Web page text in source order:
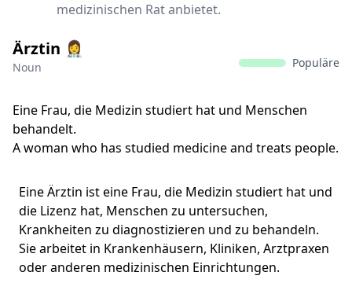
medizinischen Rat anbietet.
Ärztin 👩‍⚕
Noun Populäre
Eine Frau, die Medizin studiert hat und Menschen
behandelt.
A woman who has studied medicine and treats people.
Eine Ärztin ist eine Frau, die Medizin studiert hat und
die Lizenz hat, Menschen zu untersuchen,
Krankheiten zu diagnostizieren und zu behandeln.
Sie arbeitet in Krankenhäusern, Kliniken, Arztpraxen
oder anderen medizinischen Einrichtungen.